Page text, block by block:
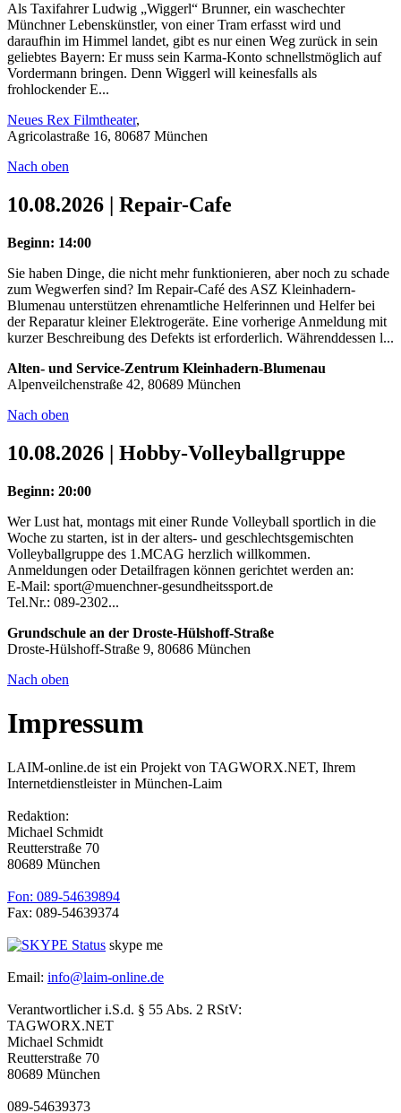
Als Taxifahrer Ludwig „Wiggerl“ Brunner, ein waschechter
Münchner Lebenskünstler, von einer Tram erfasst wird und
daraufhin im Himmel landet, gibt es nur einen Weg zurück in sein
geliebtes Bayern: Er muss sein Karma-Konto schnellstmöglich auf
Vordermann bringen. Denn Wiggerl will keinesfalls als
frohlockender E...
Neues Rex Filmtheater,
Agricolastraße 16, 80687 München
Nach oben
10.08.2026 | Repair-Cafe
Beginn: 14:00
Sie haben Dinge, die nicht mehr funktionieren, aber noch zu schade
zum Wegwerfen sind? Im Repair-Café des ASZ Kleinhadern-
Blumenau unterstützen ehrenamtliche Helferinnen und Helfer bei
der Reparatur kleiner Elektrogeräte. Eine vorherige Anmeldung mit
kurzer Beschreibung des Defekts ist erforderlich. Währenddessen l...
Alten- und Service-Zentrum Kleinhadern-Blumenau
Alpenveilchenstraße 42, 80689 München
Nach oben
10.08.2026 | Hobby-Volleyballgruppe
Beginn: 20:00
Wer Lust hat, montags mit einer Runde Volleyball sportlich in die
Woche zu starten, ist in der alters- und geschlechtsgemischten
Volleyballgruppe des 1.MCAG herzlich willkommen.
Anmeldungen oder Detailfragen können gerichtet werden an:
E-Mail: sport@muenchner-gesundheitssport.de
Tel.Nr.: 089-2302...
Grundschule an der Droste-Hülshoff-Straße
Droste-Hülshoff-Straße 9, 80686 München
Nach oben
Impressum
LAIM-online.de ist ein Projekt von TAGWORX.NET, Ihrem
Internetdienstleister in München-Laim
Redaktion:
Michael Schmidt
Reutterstraße 70
80689 München
Fon: 089-54639894
Fax: 089-54639374
skype me
Email: info@laim-online.de
Verantwortlicher i.S.d. § 55 Abs. 2 RStV:
TAGWORX.NET
Michael Schmidt
Reutterstraße 70
80689 München
089-54639373